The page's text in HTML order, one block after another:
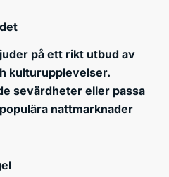
på ett rikt utbud av
kulturupplevelser.
sevärdheter eller passa
nattmarknader